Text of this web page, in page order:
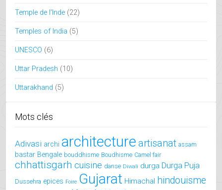
Temple de l'Inde (22)
Temples of India (5)
UNESCO (6)
Uttar Pradesh (10)
Uttarakhand (5)
Mots clés
Adivasi archi architecture artisanat assam
bastar Bengale bouddhisme Boudhisme Camel fair
chhattisgarh cuisine danse Diwali durga Durga Puja
Dussehra epices Foire Gujarat Himachal hindouisme